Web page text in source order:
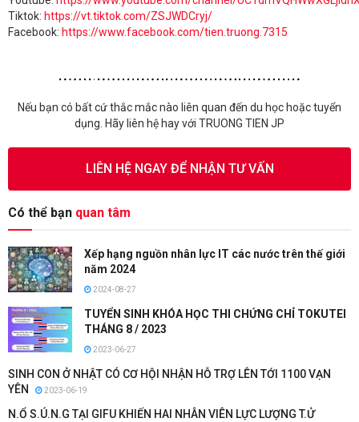
Tiktok: https://vt.tiktok.com/ZSJWDCryj/
Facebook: https://www.facebook.com/tien.truong.7315
Nếu bạn có bất cứ thắc mắc nào liên quan đến du học hoặc tuyển
dụng. Hãy liên hệ hay với TRUONG TIEN JP
LIÊN HỆ NGAY ĐỂ NHẬN TƯ VẤN
Có thể bạn quan tâm
Xếp hạng nguồn nhân lực IT các nước trên thế giới
năm 2024
2024-08-27
TUYỂN SINH KHÓA HỌC THI CHỨNG CHỈ TOKUTEI
THÁNG 8 / 2023
2023-06-27
SINH CON Ở NHẬT CÓ CƠ HỘI NHẬN HỖ TRỢ LÊN TỚI 1100 VẠN
YÊN
2023-06-19
N.Ổ S.Ú.N.G TẠI GIFU KHIẾN HAI NHÂN VIÊN LỰC LƯỢNG T.Ử